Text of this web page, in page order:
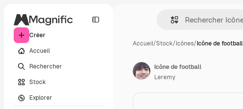
Créer
Accueil
Rechercher
Stock
Explorer
Accueil/Stock/Icônes/Icône de football
Icône de football
Leremy